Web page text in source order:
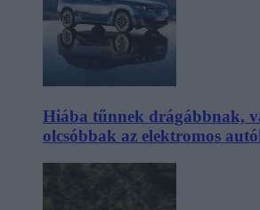
Hiába tűnnek drágábbnak,
olcsóbbak az elektromos